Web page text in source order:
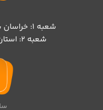
شعبه 1: خراسان شمالی، شهرستان گرمه
شعبه 2: استان بوشهر، بندر گناوه